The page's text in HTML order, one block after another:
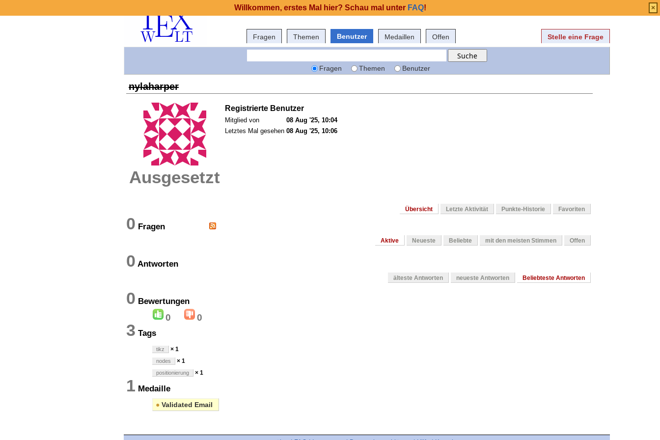
Fragen Themen Benutzer Medaillen Offen Stelle eine Frage
Fragen Themen Benutzer
nylaharper
Ausgesetzt
Registrierte Benutzer
Mitglied von
08 Aug '25, 10:04
Letztes Mal gesehen 08 Aug '25, 10:06
Übersicht Letzte Aktivität Punkte-Historie Favoriten
0 Fragen
Aktive Neueste Beliebte mit den meisten Stimmen Offen
0 Antworten
älteste Antworten neueste Antworten Beliebteste Antworten
0 Bewertungen
0 0
3 Tags
tikz × 1
nodes × 1
positionierung × 1
1 Medaille
● Validated Email
Willkommen, erstes Mal hier? Schau mal unter FAQ! ×